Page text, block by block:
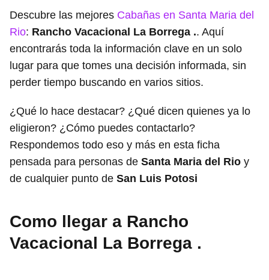
Descubre las mejores Cabañas en Santa Maria del
Rio: Rancho Vacacional La Borrega .. Aquí
encontrarás toda la información clave en un solo
lugar para que tomes una decisión informada, sin
perder tiempo buscando en varios sitios.
¿Qué lo hace destacar? ¿Qué dicen quienes ya lo
eligieron? ¿Cómo puedes contactarlo?
Respondemos todo eso y más en esta ficha
pensada para personas de Santa Maria del Rio y
de cualquier punto de San Luis Potosi
Como llegar a Rancho
Vacacional La Borrega .